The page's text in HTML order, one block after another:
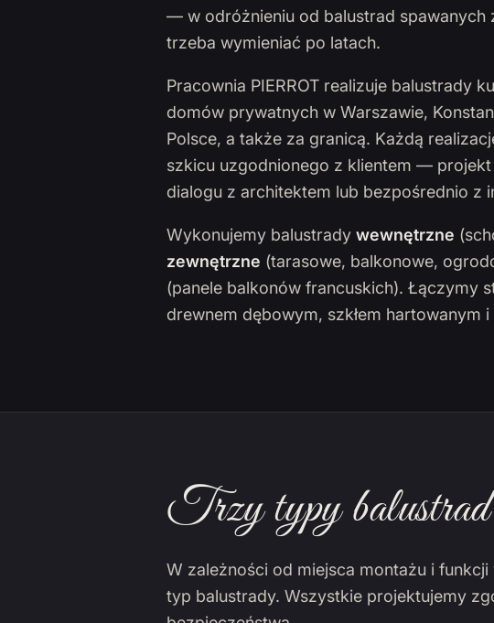
— w odróżnieniu od balustrad
trzeba wymieniać po latach.
Pracownia PIERROT realizuje balustrady
domów prywatnych w Warszawie,
Polsce, a także za granicą. Każdą
szkicu uzgodnionego z klientem —
dialogu z architektem lub bezpośrednio z
Wykonujemy balustrady wewnętrzne
zewnętrzne (tarasowe, balkonowe,
(panele balkonów francuskich). Łączymy
drewnem dębowym, szkłem hartowanym
Trzy typy balustrad
W zależności od miejsca montażu i
typ balustrady. Wszystkie projektujemy